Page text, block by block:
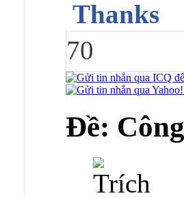
Thanks
70
Ðề: